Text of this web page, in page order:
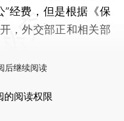
”经费，但是根据《保
，外交部正和相关部
后继续阅读
的阅读权限